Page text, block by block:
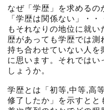
なぜ「学歴」を求めるの
「学歴は関係ない」・
もそれなりの地位に就
歴があっても学歴では測
持ち合わせていない人を
に思います。それでは
しょうか。
学歴とは「初等,中等,高
修了したか」を示すとと